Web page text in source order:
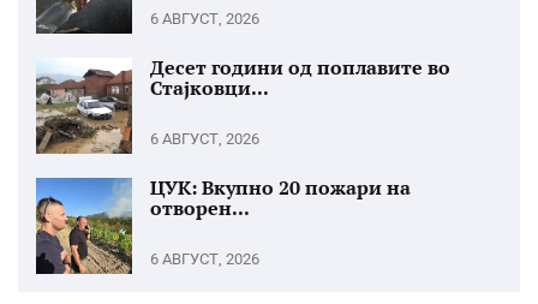
6 АВГУСТ, 2026
Десет години од поплавите во
Стајковци...
6 АВГУСТ, 2026
ЦУК: Вкупно 20 пожари на
отворен...
6 АВГУСТ, 2026